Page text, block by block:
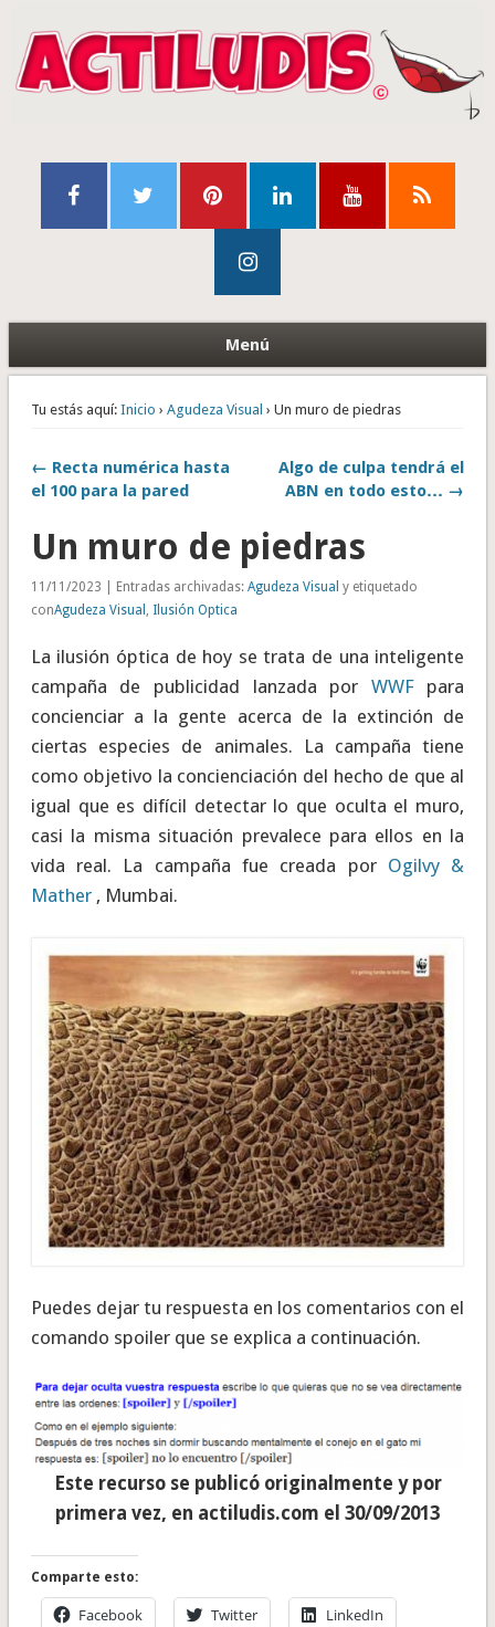
Menú
Tu estás aquí: Inicio › Agudeza Visual › Un muro de piedras
← Recta numérica hasta
el 100 para la pared
Algo de culpa tendrá el
ABN en todo esto… →
Un muro de piedras
11/11/2023 | Entradas archivadas: Agudeza Visual y etiquetado
conAgudeza Visual , Ilusión Optica
La ilusión óptica de hoy se trata de una inteligente
campaña de publicidad lanzada por WWFpara
concienciar a la gente acerca de la extinción de
ciertas especies de animales. La campaña tiene
como objetivo la concienciación del hecho de que al
igual que es difícil detectar lo que oculta el muro,
casi la misma situación prevalece para ellos en la
vida real. La campaña fue creada por Ogilvy &
Mather, Mumbai.
Puedes dejar tu respuesta en los comentarios con el
comando spoiler que se explica a continuación.
Este recurso se publicó originalmente y por
primera vez, en actiludis.com el 30/09/2013
Comparte esto:
Facebook Twitter LinkedIn